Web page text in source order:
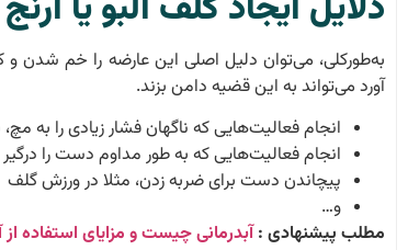
به‌طورکلی، می‌توان دلیل اصلی این عارضه را خم
آورد می‌تواند به این قضیه دامن بزند.
انجام فعالیت‌هایی که ناگهان فشار زیادی را به مچ،
انجام فعالیت‌هایی که به طور مداوم دست را درگیر
پیچاندن دست برای ضربه زدن، مثلا در ورزش گلف
و…
مطلب پیشنهادی :آبدرمانی چیست و مزایای استفاده از